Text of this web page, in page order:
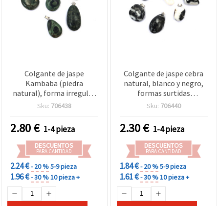
Colgante de jaspe
Kambaba (piedra
natural), forma irregular
pulida, verde oscuro con
tamaños surtidos 15–23 x
20–32 mm, colgador en
color plateado
Sku: 706438
2.80€ 1-4 pieza
DESCUENTOS
PARA CANTIDAD
2.24 €- 20 %5-9 pieza
1.96 €- 30 %10 pieza +
Colgante de jaspe cebra
natural, blanco y negro,
formas surtidas
oval/lágrima, 15–23 x 18–
colgador metálico color
plata
Sku: 706440
2.30€ 1-4 pieza
DESCUENTOS
PARA CANTIDAD
1.84 €- 20 %5-9 pieza
1.61 €- 30 %10 pieza +